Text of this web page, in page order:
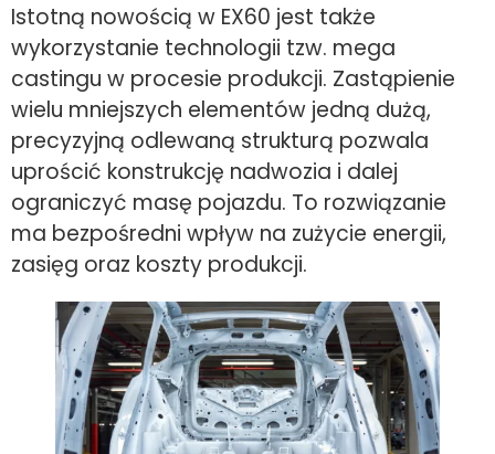
Istotną nowością w EX60 jest także
wykorzystanie technologii tzw. mega
castingu w procesie produkcji. Zastąpienie
wielu mniejszych elementów jedną dużą,
precyzyjną odlewaną strukturą pozwala
uprościć konstrukcję nadwozia i dalej
ograniczyć masę pojazdu. To rozwiązanie
ma bezpośredni wpływ na zużycie energii,
zasięg oraz koszty produkcji.